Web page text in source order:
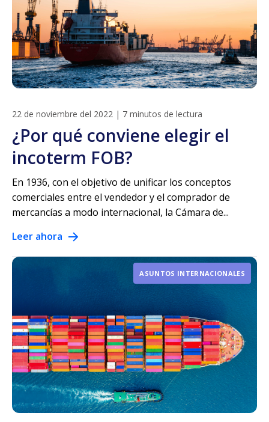
22 de noviembre del 2022 | 7 minutos de lectura
¿Por qué conviene elegir el
incoterm FOB?
En 1936, con el objetivo de unificar los conceptos
comerciales entre el vendedor y el comprador de
mercancías a modo internacional, la Cámara de...
Leer ahora
ASUNTOS INTERNACIONALES